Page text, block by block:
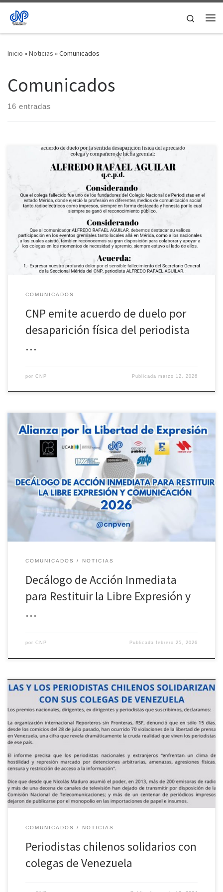
Saltar al contenido
Search
Inicio »Noticias »Comunicados
Comunicados
16 entradas
La Junta Directiva Nacional del Colegio Nacional de Periodistas
(JDN-CNP) resolvió emitir un Acuerdo de duelo por la desaparición
física del periodista Alfredo Aguilar, fundador y secretario general
del la seccional Mérida del organismo gremial.
COMUNICADOS
CNP emite acuerdo de duelo por
desaparición física del periodista
…
por CNP Publicadamarzo 12, 2026
La reconstrucción democrática en Venezuela conlleva
necesariamente la recuperación de un esquema mínimo de
garantías en lo que respecta a la libertad de expresión,
información y prensa. La generación de condiciones para una
comunicación libre implica acciones inmediatas como el
desbloqueo de los medios de comunicación digital, la restitución
de […]
COMUNICADOS NOTICIAS
Decálogo de Acción Inmediata
para Restituir la Libre Expresión y
…
por CNP Publicadafebrero 25, 2026
Un nutrido grupo de periodistas y gremialistas del medio
periodístico chileno emitieron un comunicado en el que
expresaron su solidaridad con los y las comunicadores sociales de
periodismo venezolano luego de las elecciones presidenciales
celebradas el pasado 28 de julio, y […]
COMUNICADOS NOTICIAS
Periodistas chilenos solidarios con
colegas de Venezuela